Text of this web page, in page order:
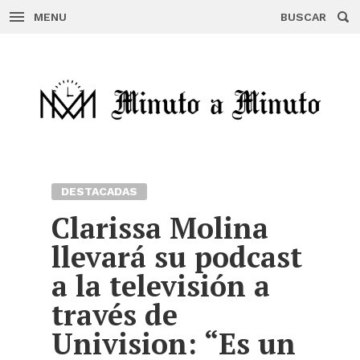
MENU BUSCAR
DESTACADAS
Clarissa Molina
llevará su podcast
a la televisión a
través de
Univision: “Es un